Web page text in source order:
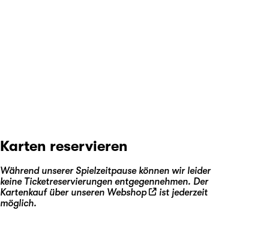
Karten reservieren
Während unserer Spielzeitpause können wir leider
keine Ticketreservierungen entgegennehmen. Der
Kartenkauf über unseren Webshop
ist jederzeit
möglich.